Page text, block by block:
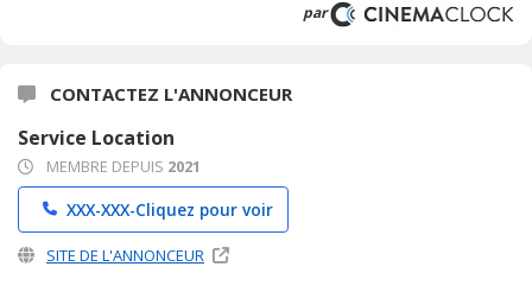
par
CONTACTEZ L'ANNONCEUR
Service Location
MEMBRE DEPUIS 2021
XXX-XXX-Cliquez pour voir
SITE DE L'ANNONCEUR